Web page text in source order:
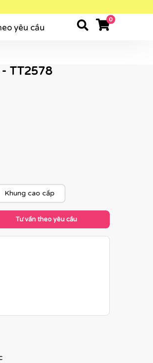
yêu cầu
0
- TT2578
Khung cao cấp
Tư vấn theo yêu cầu